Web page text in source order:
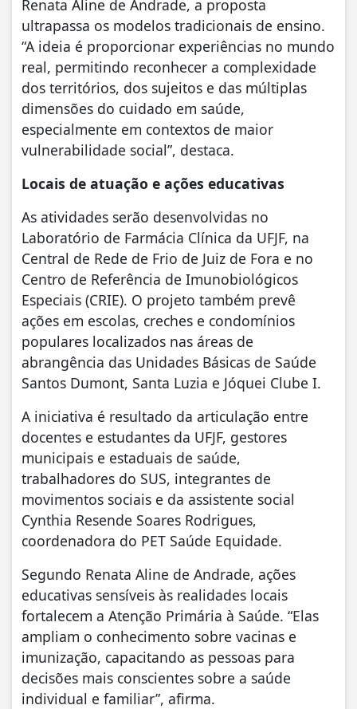
Renata Aline de Andrade, a proposta
ultrapassa os modelos tradicionais de ensino.
“A ideia é proporcionar experiências no mundo
real, permitindo reconhecer a complexidade
dos territórios, dos sujeitos e das múltiplas
dimensões do cuidado em saúde,
especialmente em contextos de maior
vulnerabilidade social”, destaca.
Locais de atuação e ações educativas
As atividades serão desenvolvidas no
Laboratório de Farmácia Clínica da UFJF, na
Central de Rede de Frio de Juiz de Fora e no
Centro de Referência de Imunobiológicos
Especiais (CRIE). O projeto também prevê
ações em escolas, creches e condomínios
populares localizados nas áreas de
abrangência das Unidades Básicas de Saúde
Santos Dumont, Santa Luzia e Jóquei Clube I.
A iniciativa é resultado da articulação entre
docentes e estudantes da UFJF, gestores
municipais e estaduais de saúde,
trabalhadores do SUS, integrantes de
movimentos sociais e da assistente social
Cynthia Resende Soares Rodrigues,
coordenadora do PET Saúde Equidade.
Segundo Renata Aline de Andrade, ações
educativas sensíveis às realidades locais
fortalecem a Atenção Primária à Saúde. “Elas
ampliam o conhecimento sobre vacinas e
imunização, capacitando as pessoas para
decisões mais conscientes sobre a saúde
individual e familiar”, afirma.